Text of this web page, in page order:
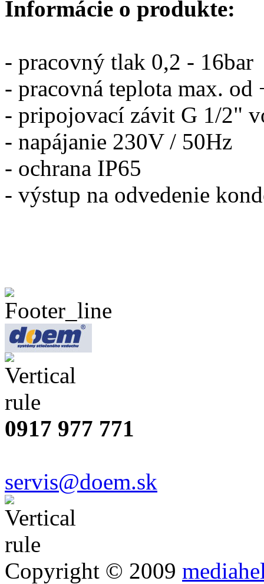
Informácie o produkte:
- pracovný tlak 0,2 - 16bar
- pracovná teplota max. od
- pripojovací závit G 1/2"
- napájanie 230V / 50Hz
- ochrana IP65
- výstup na odvedenie
0917 977 771
servis@doem.sk
Copyright © 2009